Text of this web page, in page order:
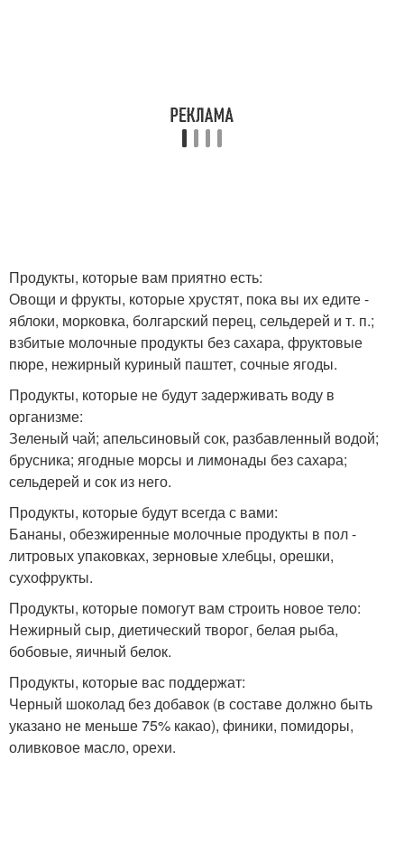
Продукты, которые вам приятно есть:
Овощи и фрукты, которые хрустят, пока вы их едите -
яблоки, морковка, болгарский перец, сельдерей и т. п.;
взбитые молочные продукты без сахара, фруктовые
пюре, нежирный куриный паштет, сочные ягоды.
Продукты, которые не будут задерживать воду в
организме:
Зеленый чай; апельсиновый сок, разбавленный водой;
брусника; ягодные морсы и лимонады без сахара;
сельдерей и сок из него.
Продукты, которые будут всегда с вами:
Бананы, обезжиренные молочные продукты в пол -
литровых упаковках, зерновые хлебцы, орешки,
сухофрукты.
Продукты, которые помогут вам строить новое тело:
Нежирный сыр, диетический творог, белая рыба,
бобовые, яичный белок.
Продукты, которые вас поддержат:
Черный шоколад без добавок (в составе должно быть
указано не меньше 75% какао), финики, помидоры,
оливковое масло, орехи.